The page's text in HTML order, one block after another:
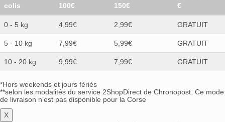
colis
100€
150€
€
0 - 5 kg 4,99€ 2,99€ GRATUIT
5 - 10 kg 7,99€ 5,99€ GRATUIT
10 - 20 kg 9,99€ 7,99€ GRATUIT
*Hors weekends et jours fériés
**selon les modalités du service 2ShopDirect de Chronopost. Ce mode
de livraison n’est pas disponible pour la Corse
X